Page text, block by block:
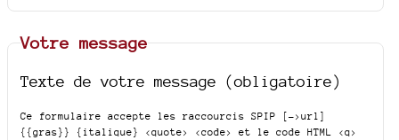
Votre message
Texte de votre message (obligatoire)
Ce formulaire accepte les raccourcis SPIP
[->url]
{{gras}} {italique} <quote> <code>
et le code HTML <q>